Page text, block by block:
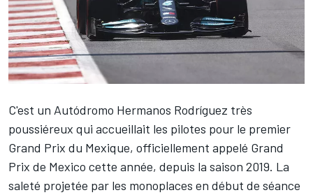
C'est un Autódromo Hermanos Rodríguez très
poussiéreux qui accueillait les pilotes pour le premier
Grand Prix du Mexique, officiellement appelé Grand
Prix de Mexico cette année, depuis la saison 2019. La
saleté projetée par les monoplaces en début de séance